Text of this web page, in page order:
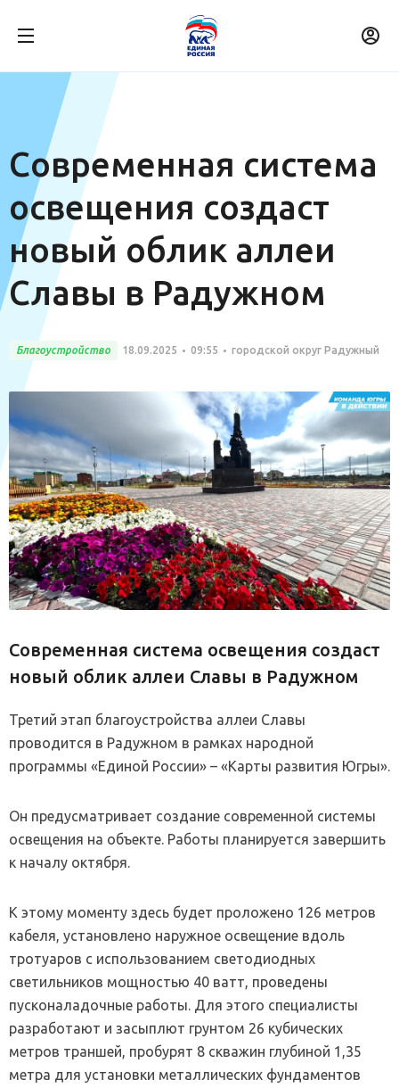
Современная система
освещения создаст
новый облик аллеи
Славы в Радужном
Благоустройство 18.09.2025 09:55 городской округ Радужный
Современная система освещения создаст
новый облик аллеи Славы в Радужном
Третий этап благоустройства аллеи Славы
проводится в Радужном в рамках народной
программы «Единой России» – «Карты развития Югры».
Он предусматривает создание современной системы
освещения на объекте. Работы планируется завершить
к началу октября.
К этому моменту здесь будет проложено 126 метров
кабеля, установлено наружное освещение вдоль
тротуаров с использованием светодиодных
светильников мощностью 40 ватт, проведены
пусконаладочные работы. Для этого специалисты
разработают и засыплют грунтом 26 кубических
метров траншей, пробурят 8 скважин глубиной 1,35
метра для установки металлических фундаментов